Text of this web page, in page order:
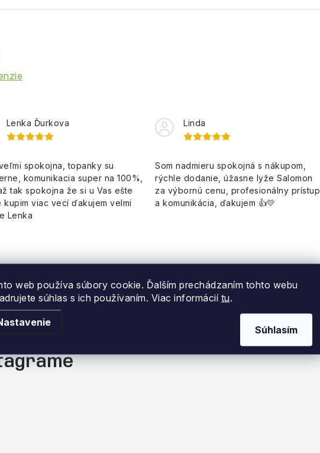
web používa súbory cookie. Ďalším prechádzaním tohto webu
súhlas s ich používaním. Viac informácií tu.
Súhlasím
Lenka Ďurkova
spokojna, topanky su
komunikacia super na 100%,
tak spokojna že si u Vas ešte
kupim viac vecí ďakujem velmi
Lenka
Linda
Som nadmieru spokojná s nákupom,
rýchle dodanie, úžasne lyže Salomon
za výbornú cenu, profesionálny prístup
a komunikácia, ďakujem 👍💛